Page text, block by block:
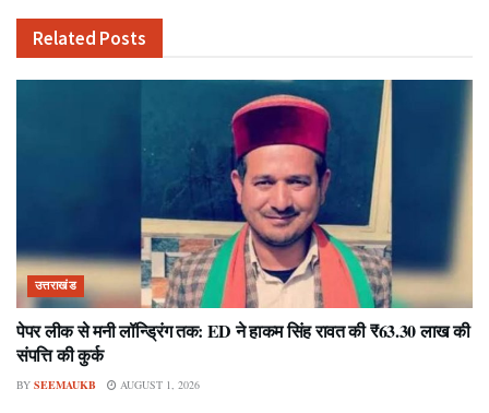
Related Posts
उत्तराखंड
पेपर लीक से मनी लॉन्ड्रिंग तक: ED ने हाकम सिंह रावत की ₹63.30 लाख की
संपत्ति की कुर्क
BY SEEMAUKB AUGUST 1, 2026